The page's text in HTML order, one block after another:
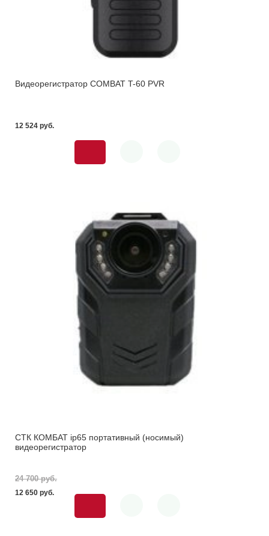
Видеорегистратор COMBAT T-60 PVR
12 524 pуб.
СТК КОМБАТ ip65 портативный (носимый)
видеорегистратор
24 700 pуб.
12 650 pуб.